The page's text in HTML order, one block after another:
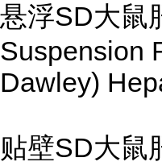
悬浮SD大鼠
Suspension
Dawley)
贴壁SD大鼠